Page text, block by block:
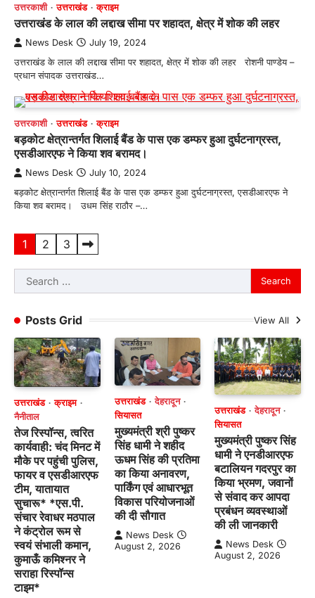
उत्तरकाशी उत्तराखंड क्राइम
उत्तराखंड के लाल की लद्दाख सीमा पर शहादत, क्षेत्र में शोक की लहर
News Desk July 19, 2024
उत्तराखंड के लाल की लद्दाख सीमा पर शहादत, क्षेत्र में शोक की लहर रोशनी पाण्डेय –
प्रधान संपादक उत्तराखंड…
उत्तरकाशी उत्तराखंड क्राइम
बड़कोट क्षेत्रान्तर्गत शिलाई बैंड के पास एक डम्फर हुआ दुर्घटनाग्रस्त,
एसडीआरएफ ने किया शव बरामद।
News Desk July 10, 2024
बड़कोट क्षेत्रान्तर्गत शिलाई बैंड के पास एक डम्फर हुआ दुर्घटनाग्रस्त, एसडीआरएफ ने
किया शव बरामद। उधम सिंह राठौर –…
Posts
pagination
1 2 3
Search
for:
Posts Grid
View All
उत्तराखंड
क्राइम
नैनीताल
तेज रिस्पॉन्स, त्वरित
कार्यवाही: चंद मिनट में
मौके पर पहुंची पुलिस,
फायर व एसडीआरएफ
टीम, यातायात
सुचारू* *एस.पी.
संचार रेवाधर मठपाल
ने कंट्रोल रूम से
स्वयं संभाली कमान,
कुमाऊँ कमिश्नर ने
सराहा रिस्पॉन्स
टाइम*
उत्तराखंड
देहरादून
सियासत
मुख्यमंत्री श्री पुष्कर
सिंह धामी ने शहीद
ऊधम सिंह की प्रतिमा
का किया अनावरण,
पार्किंग एवं आधारभूत
विकास परियोजनाओं
की दी सौगात
News Desk
August 2, 2026
उत्तराखंड
देहरादून
सियासत
मुख्यमंत्री पुष्कर सिंह
धामी ने एनडीआरएफ
बटालियन गदरपुर का
किया भ्रमण, जवानों
से संवाद कर आपदा
प्रबंधन व्यवस्थाओं
की ली जानकारी
News Desk
August 2, 2026